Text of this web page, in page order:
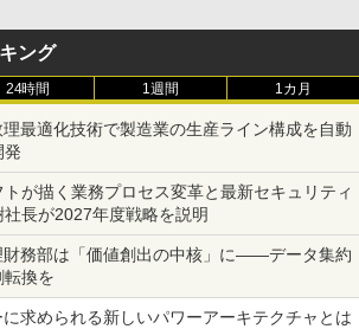
ング
24時間 1週間 1カ月
最適化技術で製造業の生産ライン構成を自動
発
が描く業務プロセス変革と最新セキュリティ
長が2027年度戦略を説明
財務部は「価値創出の中核」に――データ集約
転換を
求められる新しいパワーアーキテクチャとは